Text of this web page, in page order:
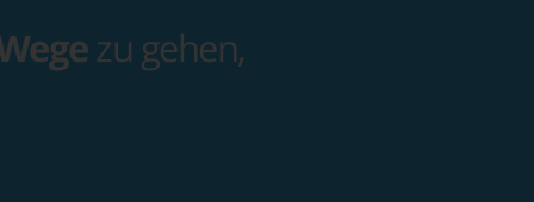
zu gehen,